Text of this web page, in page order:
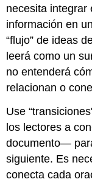
necesita integrar
información en
“flujo” de ideas
leerá como un
no entenderá
relacionan o
Use
los lectores a
documento—
siguiente. Es
conecta cada